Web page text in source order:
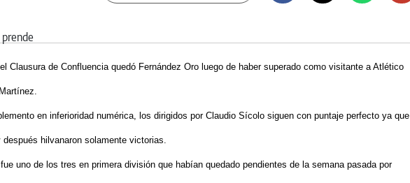
Clausura de Confluencia quedó Fernández Oro luego de haber superado como visitante a Atlético
en inferioridad numérica, los dirigidos por Claudio Sícolo siguen con puntaje perfecto ya que
hilvanaron solamente victorias.
fue uno de los tres en primera división que habían quedado pendientes de la semana pasada por